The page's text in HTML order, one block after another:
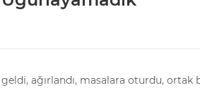
ağırlandı, masalara oturdu,